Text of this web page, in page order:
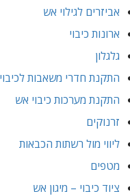
אביזרים לגילוי אש
ארונות כיבוי
גלגלון
התקנת חדרי משאבות
התקנת מערכות כיבוי אש
זרנוקים
ליווי מול רשתות הכבאות
מטפים
ציוד כיבוי – מיגון אש